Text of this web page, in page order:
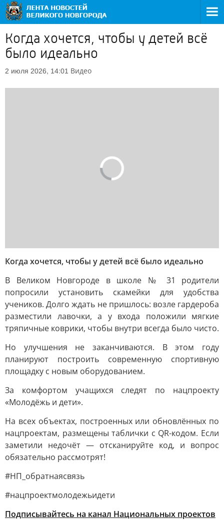
Когда хочется, чтобы у детей всё
было идеально
2 июля 2026, 14:01 Видео
Когда хочется, чтобы у детей всё было идеально
В Великом Новгороде в школе № 31 родители
попросили установить скамейки для удобства
учеников. Долго ждать не пришлось: возле гардероба
разместили лавочки, а у входа положили мягкие
тряпичные коврики, чтобы внутри всегда было чисто.
Но улучшения не заканчиваются. В этом году
планируют построить современную спортивную
площадку с новым оборудованием.
За комфортом учащихся следят по нацпроекту
«Молодёжь и дети».
На всех объектах, построенных или обновлённых по
нацпроектам, размещены таблички с QR-кодом. Если
заметили недочёт — отсканируйте код, и вопрос
обязательно рассмотрят!
#НП_обратнаясвязь
#нацпроектмолодежьидети
Подписывайтесь на канал Национальных проектов